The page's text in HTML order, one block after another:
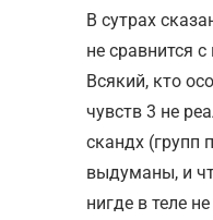
В сутрах
не сравнится
Всякий, кто
чувств 3 не
скандх (групп
выдуманы, и
нигде в теле